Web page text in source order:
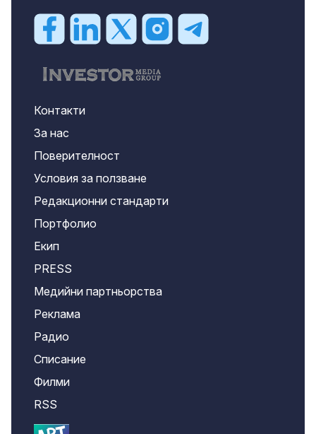
Контакти
За нас
Поверителност
Условия за ползване
Редакционни стандарти
Портфолио
Екип
PRESS
Медийни партньорства
Реклама
Радио
Списание
Филми
RSS